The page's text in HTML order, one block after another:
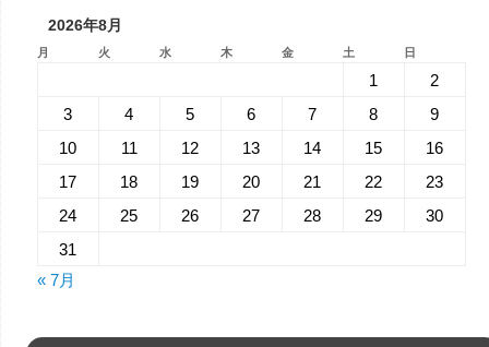
2026年8月
月 火 水 木 金 土 日
1
2
3
4 5 6 7 8
9
10
11 12 13 14 15
16
17
18 19 20 21 22
23
24
25 26 27 28 29
30
31
« 7月